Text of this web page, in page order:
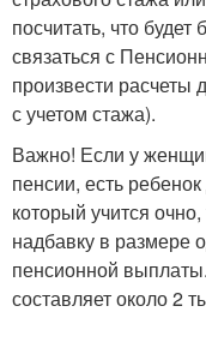
посчитать, что
связаться с
произвести расчеты
с учетом стажа).
Важно! Если у
пенсии, есть
который учится
надбавку в размере
пенсионной
составляет около 2